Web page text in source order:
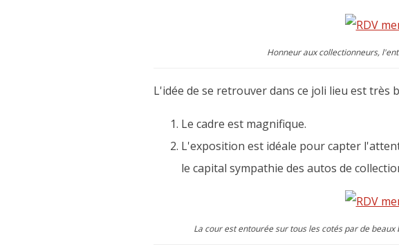
Honneur aux collectionneurs,
L'idée de se retrouver dans ce joli lieu est très
Le cadre est magnifique.
L'exposition est idéale pour capter
le capital sympathie des autos de
La cour est entourée sur tous les cotés par de